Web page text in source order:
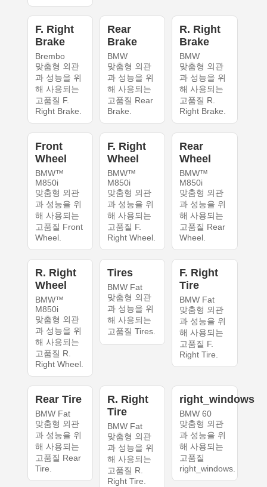
F. Right
Brake
Brembo
맞춤형 외관
과 성능을 위
해 사용되는
고품질 F.
Right Brake.
Rear
Brake
BMW
맞춤형 외관
과 성능을 위
해 사용되는
고품질 Rear
Brake.
R. Right
Brake
BMW
맞춤형 외관
과 성능을 위
해 사용되는
고품질 R.
Right Brake.
Front
Wheel
BMW™
M850i
맞춤형 외관
과 성능을 위
해 사용되는
고품질 Front
Wheel.
F. Right
Wheel
BMW™
M850i
맞춤형 외관
과 성능을 위
해 사용되는
고품질 F.
Right Wheel.
Rear
Wheel
BMW™
M850i
맞춤형 외관
과 성능을 위
해 사용되는
고품질 Rear
Wheel.
R. Right
Wheel
BMW™
M850i
맞춤형 외관
과 성능을 위
해 사용되는
고품질 R.
Right Wheel.
Tires
BMW Fat
맞춤형 외관
과 성능을 위
해 사용되는
고품질 Tires.
F. Right
Tire
BMW Fat
맞춤형 외관
과 성능을 위
해 사용되는
고품질 F.
Right Tire.
Rear Tire
BMW Fat
맞춤형 외관
과 성능을 위
해 사용되는
고품질 Rear
Tire.
R. Right
Tire
BMW Fat
맞춤형 외관
과 성능을 위
해 사용되는
고품질 R.
Right Tire.
right_windows
BMW 60
맞춤형 외관
과 성능을 위
해 사용되는
고품질
right_windows.